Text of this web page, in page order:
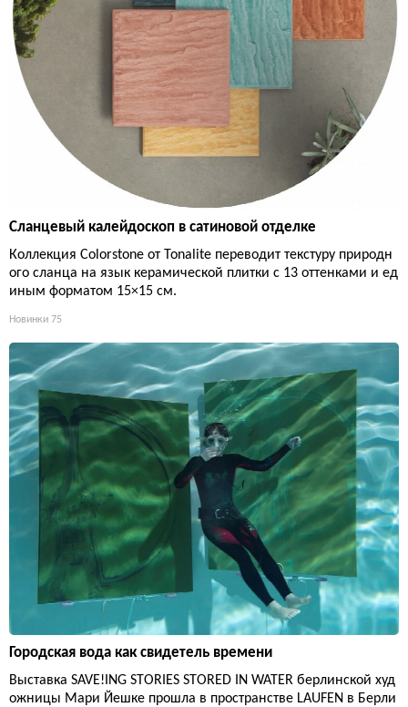
Сланцевый калейдоскоп в сатиновой отделке
Коллекция Colorstone от Tonalite переводит текстуру природн
ого сланца на язык керамической плитки с 13 оттенками и ед
иным форматом 15×15 см.
Новинки 75
Городская вода как свидетель времени
Выставка SAVE!ING STORIES STORED IN WATER берлинской худ
ожницы Мари Йешке прошла в пространстве LAUFEN в Берли